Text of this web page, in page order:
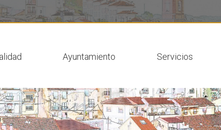
Ayuntamiento Servicios